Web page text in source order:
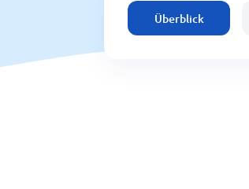
Überblick